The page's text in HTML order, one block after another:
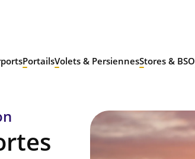
PortailsVolets & PersiennesStores & BSO